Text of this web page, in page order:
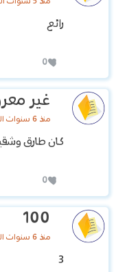
رائع
0
غير
منذ 6 سنوات الساعة 11:29
كان طارق
0
100
منذ 6 سنوات الساعة 16:33
3